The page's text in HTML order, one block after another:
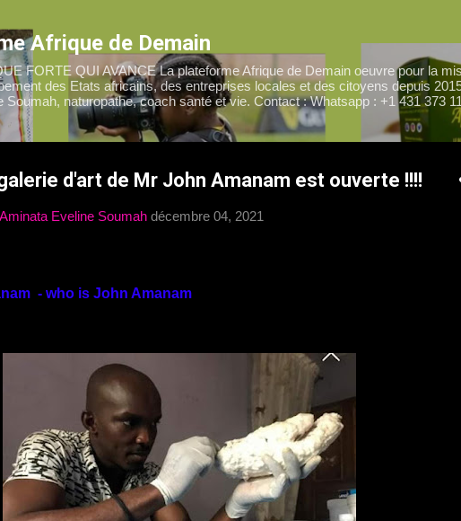
Afrique de Demain
FORTE QUI AVANCE La plateforme Afrique de Demain oeuvre pour la
des Etats africains, des entreprises locales et des citoyens depuis
Soumah, naturopathe, coach santé et vie. Contact : Whatsapp : +1 431 373
d'art de Mr John Amanam est ouverte !!!!
Aminata Eveline Soumah décembre 04, 2021
- who is John Amanam